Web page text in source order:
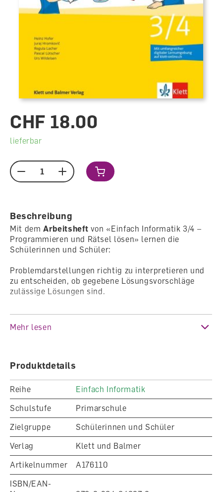
CHF 18.00
lieferbar
Menge
Beschreibung
Mit demArbeitsheft von «Einfach Informatik 3/4 –
Programmieren und Rätsel lösen» lernen die
Schülerinnen und Schüler:
Problemdarstellungen richtig zu interpretieren und
zu entscheiden, ob gegebene Lösungsvorschläge
zulässige Lösungen sind.
selbstständig eine Lösung zu einem gegebenen
Problemfall zu finden.
generieren.
unterschiedliche Lösungen anhand eines
gegebenen Kriteriums zu vergleichen und die
beste Lösung zu bestimmen.
Der Zugang zur Programmier- und
Aufgabenplattform ist kostenlos.
Mehr lesen
Produktdetails
Reihe
Einfach Informatik
Schulstufe
Primarschule
Zielgruppe
Schülerinnen und Schüler
Verlag
Klett und Balmer
Artikelnummer
A176110
ISBN/EAN-